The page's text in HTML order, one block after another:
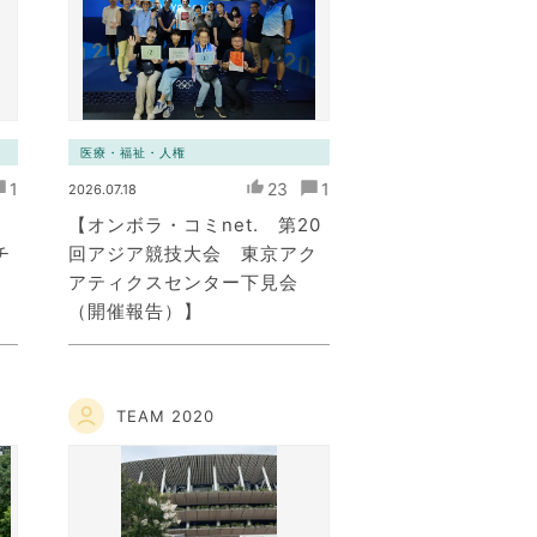
1
医療・福祉・人権
2026.07.18 23 1
【オンボラ・コミnet. 第20
回アジア競技大会 東京アク
アティクスセンター下見会
（開催報告）】
TEAM 2020